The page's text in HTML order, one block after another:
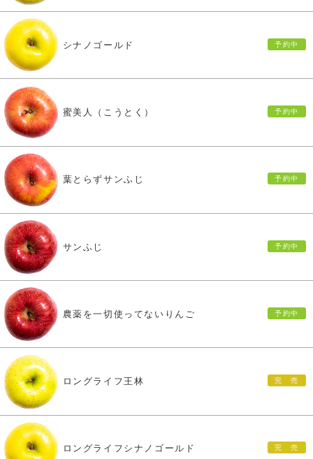
シナノゴールド
蜜美人（こうとく）
葉とらずサンふじ
サンふじ
農薬を一切使ってないりんご
ロングライフ王林
ロングライフシナノゴールド